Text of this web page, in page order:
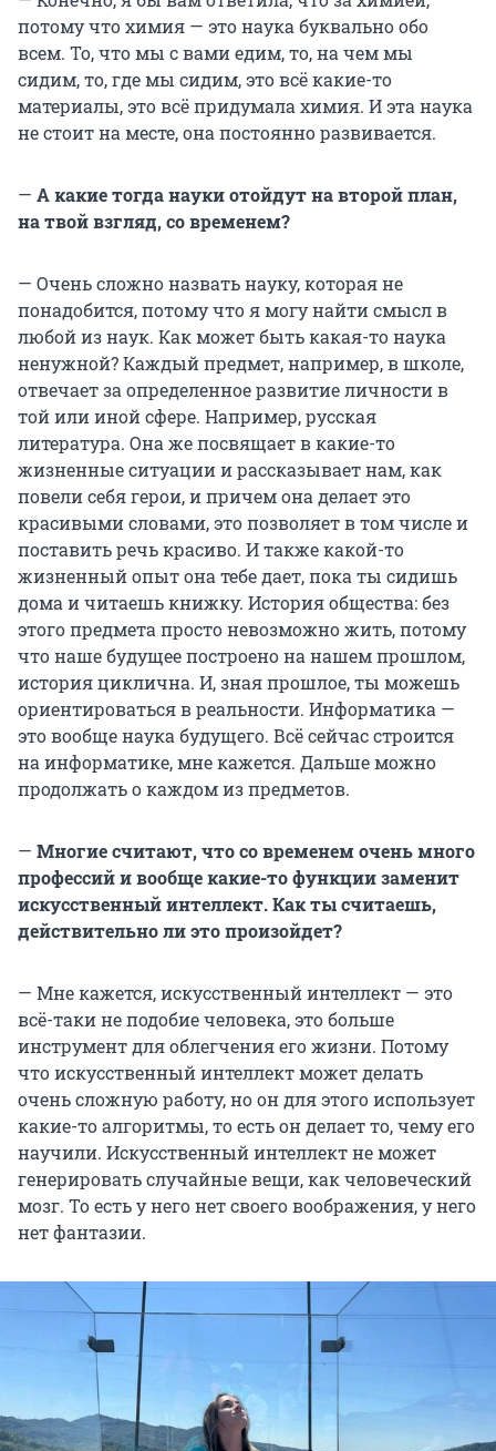
потому что химия — это наука буквально обо
всем. То, что мы с вами едим, то, на чем мы
сидим, то, где мы сидим, это всё какие-то
материалы, это всё придумала химия. И эта наука
не стоит на месте, она постоянно развивается.
— А какие тогда науки отойдут на второй план,
на твой взгляд, со временем?
— Очень сложно назвать науку, которая не
понадобится, потому что я могу найти смысл в
любой из наук. Как может быть какая-то наука
ненужной? Каждый предмет, например, в школе,
отвечает за определенное развитие личности в
той или иной сфере. Например, русская
литература. Она же посвящает в какие-то
жизненные ситуации и рассказывает нам, как
повели себя герои, и причем она делает это
красивыми словами, это позволяет в том числе и
поставить речь красиво. И также какой-то
жизненный опыт она тебе дает, пока ты сидишь
дома и читаешь книжку. История общества: без
этого предмета просто невозможно жить, потому
что наше будущее построено на нашем прошлом,
история циклична. И, зная прошлое, ты можешь
ориентироваться в реальности. Информатика —
это вообще наука будущего. Всё сейчас строится
на информатике, мне кажется. Дальше можно
продолжать о каждом из предметов.
— Многие считают, что со временем очень много
профессий и вообще какие-то функции заменит
искусственный интеллект. Как ты считаешь,
действительно ли это произойдет?
— Мне кажется, искусственный интеллект — это
всё-таки не подобие человека, это больше
инструмент для облегчения его жизни. Потому
что искусственный интеллект может делать
очень сложную работу, но он для этого использует
какие-то алгоритмы, то есть он делает то, чему его
научили. Искусственный интеллект не может
генерировать случайные вещи, как человеческий
мозг. То есть у него нет своего воображения, у него
нет фантазии.